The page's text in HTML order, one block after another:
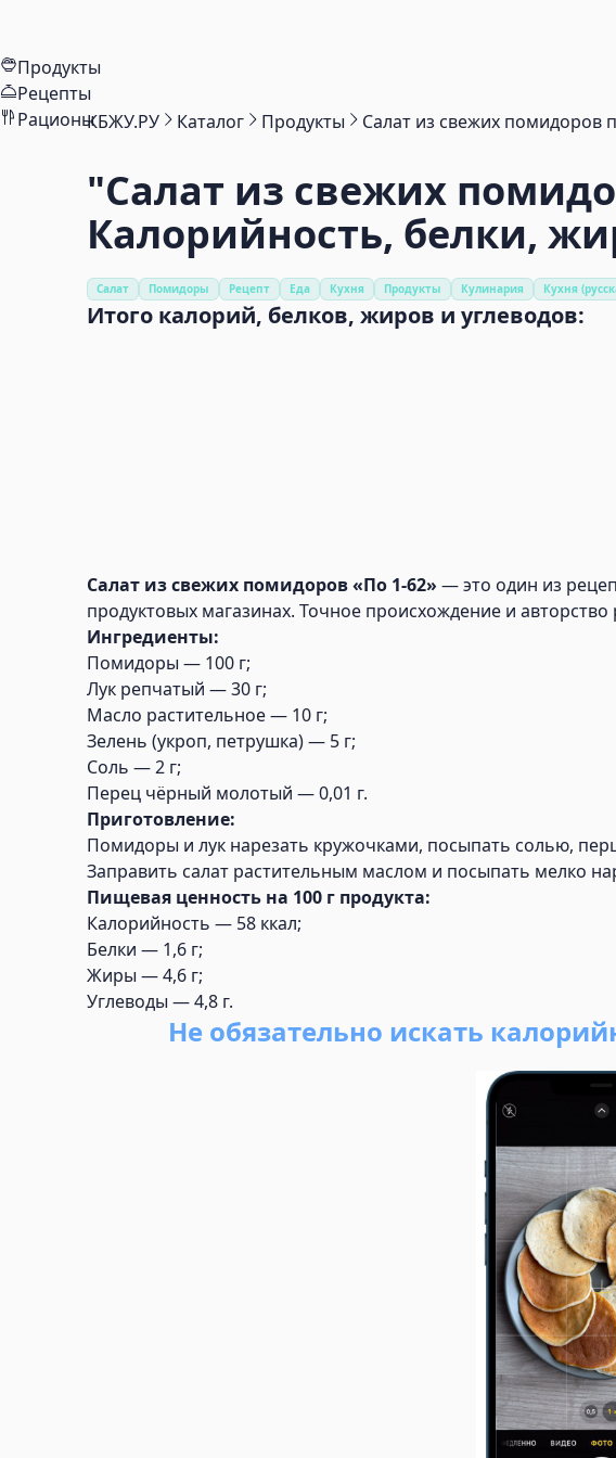
Продукты
Рецепты
РационыКБЖУ.РУ Каталог Продукты Салат из свежих помидоров
"Салат из свежих
Калорийность, белки,
Салат Помидоры Рецепт Еда Кухня Продукты Кулинария Кухня
Итого калорий, белков, жиров и углеводов:
Салат из свежих помидоров «По 1-62» — это один из
продуктовых магазинах. Точное происхождение и авторство
Ингредиенты:
Помидоры — 100 г;
Лук репчатый — 30 г;
Масло растительное — 10 г;
Зелень (укроп, петрушка) — 5 г;
Соль — 2 г;
Перец чёрный молотый — 0,01 г.
Приготовление:
Помидоры и лук нарезать кружочками, посыпать солью,
Заправить салат растительным маслом и посыпать мелко
Пищевая ценность на 100 г продукта:
Калорийность — 58 ккал;
Белки — 1,6 г;
Жиры — 4,6 г;
Углеводы — 4,8 г.
Не обязательно искать